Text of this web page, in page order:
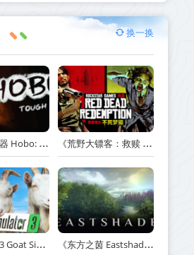
换一换
《乞丐模拟器 Hobo: Tough Life》v1.20.010-赠原声带+解锁全人物满级通关存档+多项修改器【单机+联机】丨中文版网盘下载 《荒野大镖客：救赎 Red Dead Redemption》v1.0.42.46611-送修改器丨中文版网盘下载
《模拟山羊3 Goat Simulator 3》v1.2.0.2-全DLC+含重制版【单机+联机】【PC/手机双端】丨中文版网盘下载 《东方之茵 Eastshade》Build.20251455-免安装中文版丨中文版网盘下载